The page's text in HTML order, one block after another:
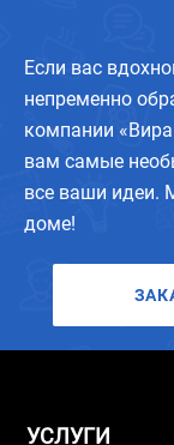
Если вас
непременно
компании
вам самые
все ваши идеи.
доме!
УСЛУГИ